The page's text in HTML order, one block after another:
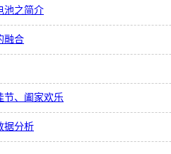
池之简介
融合
节、阖家欢乐
据分析